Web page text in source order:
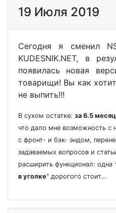
19 Июля 2019
Сегодня я сменил
KUDESNIK.NET, в
появилась новая
товарищи! Вы как
не выпить!!!
В сухом остатке: за 6.5
что дало мне возможность с
с фронт- и бэк- эндом,
задаваемых вопросов и
расширить функционал: одна
в уголке" дорогого стоит...